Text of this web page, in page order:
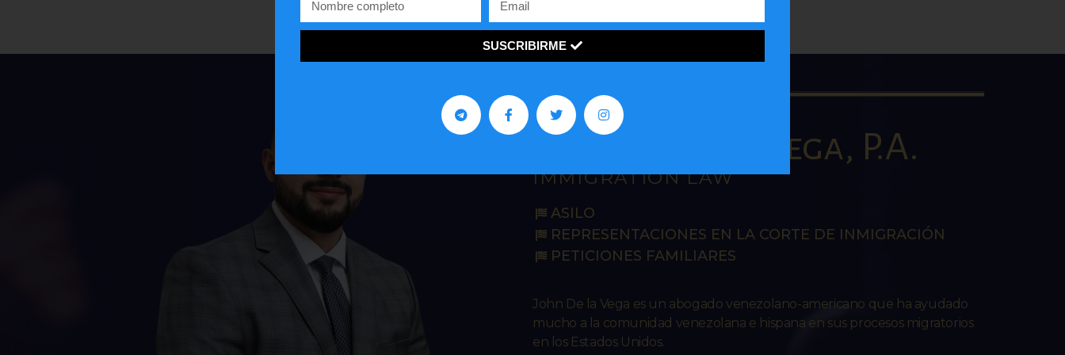
John R. De la Vega, P.A.
IMMIGRATION LAW
ASILO
REPRESENTACIONES EN LA CORTE DE INMIGRACIÓN
PETICIONES FAMILIARES
John De la Vega es un abogado venezolano-americano que ha ayudado
mucho a la comunidad venezolana e hispana en sus procesos migratorios
en los Estados Unidos.
SUSCRIBIRME